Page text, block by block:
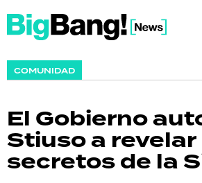
COMUNIDAD
El Gobierno
Stiuso a revelar
secretos de la
SHOW
ACTUALIDAD
POLICIALES